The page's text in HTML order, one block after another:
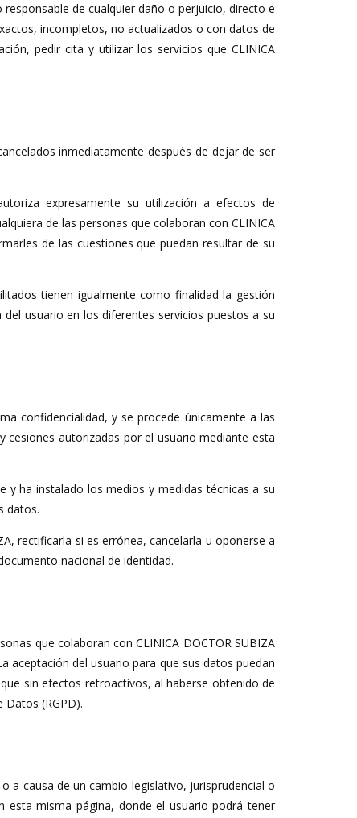
de cualquier daño o perjuicio, directo e
incompletos, no actualizados o con datos de
pedir cita y utilizar los servicios que CLINICA
inmediatamente después de dejar de ser
expresamente su utilización a efectos de
de las personas que colaboran con CLINICA
de las cuestiones que puedan resultar de su
tienen igualmente como finalidad la gestión
usuario en los diferentes servicios puestos a su
confidencialidad, y se procede únicamente a las
cesiones autorizadas por el usuario mediante esta
y ha instalado los medios y medidas técnicas a su
datos.
rectificarla si es errónea, cancelarla u oponerse a
nacional de identidad.
que colaboran con CLINICA DOCTOR SUBIZA
aceptación del usuario para que sus datos puedan
sin efectos retroactivos, al haberse obtenido de
(RGPD).
a causa de un cambio legislativo, jurisprudencial o
esta misma página, donde el usuario podrá tener